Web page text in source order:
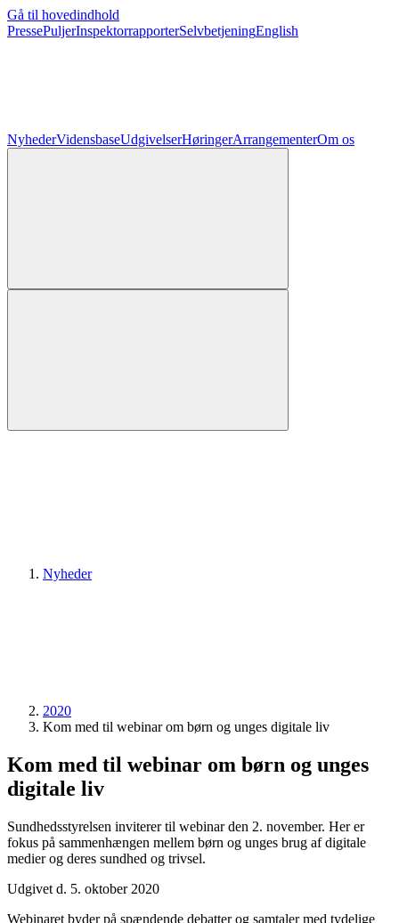
Gå til hovedindhold
PressePuljerInspektorrapporterSelvbetjeningEnglish
NyhederVidensbaseUdgivelserHøringerArrangementerOm os
Nyheder
2020
Kom med til webinar om børn og unges digitale liv
Kom med til webinar om børn og unges
digitale liv
Sundhedsstyrelsen inviterer til webinar den 2. november. Her er
fokus på sammenhængen mellem børn og unges brug af digitale
medier og deres sundhed og trivsel.
Udgivet d. 5. oktober 2020
Webinaret byder på spændende debatter og samtaler med tydelige